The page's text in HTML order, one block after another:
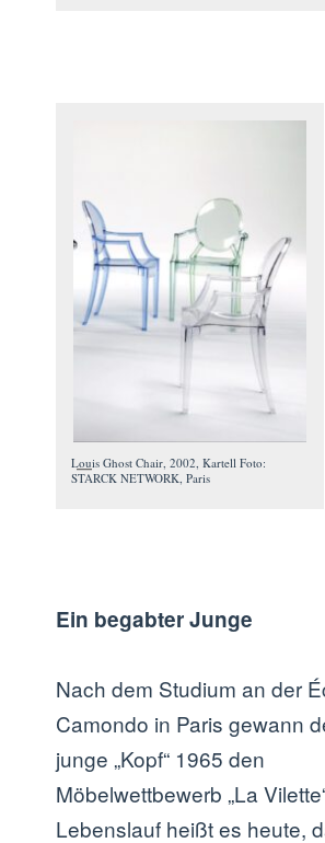
Louis Ghost Chair, 2002, Kartell Foto:
STARCK NETWORK, Paris
Ein begabter Junge
Nach dem Studium an der
Camondo in Paris gewann
junge „Kopf“ 1965 den
Möbelwettbewerb „La
Lebenslauf heißt es heute,